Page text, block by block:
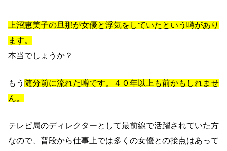
上沼恵美子の旦那が女優と浮気をしていたという噂があり
ます。
本当でしょうか？
もう 随分前に流れた噂です。４０年以上も前かもしれませ
ん。
テレビ局のディレクターとして最前線で活躍されていた方
なので、普段から仕事上では多くの女優との接点はあって